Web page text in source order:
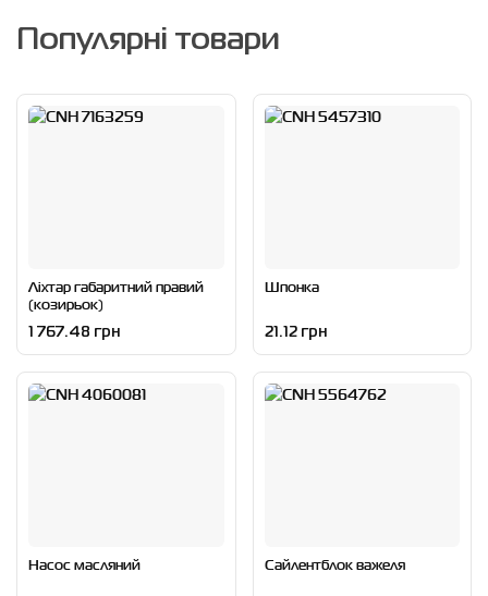
Популярні товари
Ліхтар габаритний правий
(козирьок)
1 767.48 грн
Шпонка
21.12 грн
Насос масляний Сайлентблок важеля